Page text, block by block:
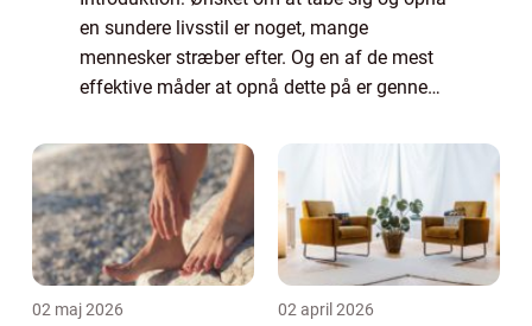
en sundere livsstil er noget, mange
mennesker stræber efter. Og en af de mest
effektive måder at opnå dette på er gennem
Men hvad er egentlig sund aftensmad til
vægt...
02 maj 2026 02 april 2026